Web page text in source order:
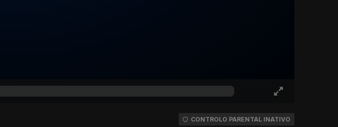
CONTROLO PARENTAL INATIVO